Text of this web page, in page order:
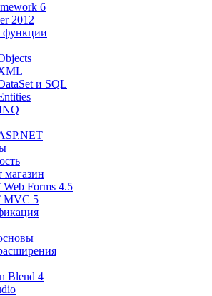
6
2012
и SQL
магазин
Forms 4.5
MVC 5
Blend 4